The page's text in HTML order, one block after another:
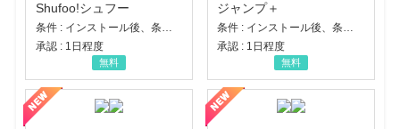
Shufoo!シュフー
条件 : インストール後、条件達成
承認 : 1日程度
無料
ジャンプ＋
条件 : インストール後、条件達成
承認 : 1日程度
無料